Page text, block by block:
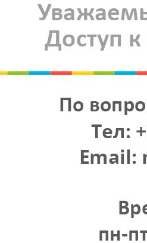
Новости
Схема